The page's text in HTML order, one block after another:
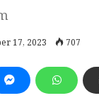
17, 2023 707